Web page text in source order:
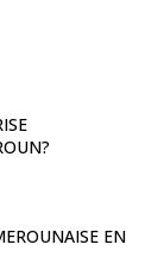
EN